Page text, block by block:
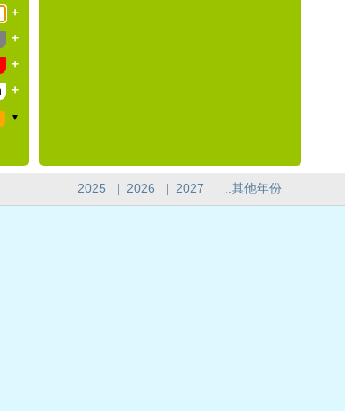
+
+
+
+
▼
2025 | 2026 | 2027 ..其他年份